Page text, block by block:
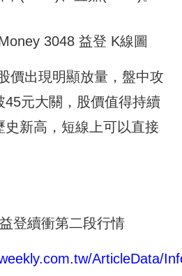
3048 益登 K線圖
價出現明顯放量，盤中攻
45元大關，股價值得持續
史新高，短線上可以直接
登續衝第二段行情
ArticleData/